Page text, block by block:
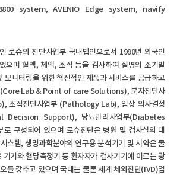
system, AVENIO Edge system, navify
로슈의 진단사업부 국내법인으로서 1990년 외국인
으며 혈액, 체액, 조직 등을 검사하여 질병의 조기발
모니터링을 위한 혁신적인 제품과 서비스를 공급하고
(Core Lab & Point of care Solutions), 분자진단사
조직진단사업부 (Pathology Lab), 임상 의사결정
Decision Support), 당뇨관리사업부(Diabetes
구성되어 있으며 로슈진단은 병원 및 검사실의 대
스템, 생명과학분야의 연구용 분석기기 및 시약은 물
기기와 혈당측정기 등 환자자가 검사기기에 이르는 광
를 갖추고 있으며 국내는 물론 세계 체외진단(IVD)업